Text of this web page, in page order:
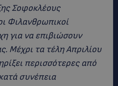
Σοφοκλέους
Φιλανθρωπικοί
για να επιβιώσουν
Μέχρι τα τέλη Απριλίου
περισσότερες από
συνέπεια